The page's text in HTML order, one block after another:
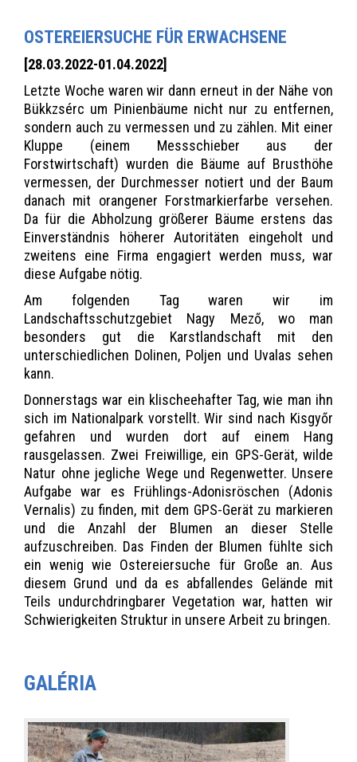
OSTEREIERSUCHE FÜR ERWACHSENE
[28.03.2022-01.04.2022]
Letzte Woche waren wir dann erneut in der Nähe von
Bükkzsérc um Pinienbäume nicht nur zu entfernen,
sondern auch zu vermessen und zu zählen. Mit einer
Kluppe (einem Messschieber aus der
Forstwirtschaft) wurden die Bäume auf Brusthöhe
vermessen, der Durchmesser notiert und der Baum
danach mit orangener Forstmarkierfarbe versehen.
Da für die Abholzung größerer Bäume erstens das
Einverständnis höherer Autoritäten eingeholt und
zweitens eine Firma engagiert werden muss, war
diese Aufgabe nötig.
Am folgenden Tag waren wir im
Landschaftsschutzgebiet Nagy Mező, wo man
besonders gut die Karstlandschaft mit den
unterschiedlichen Dolinen, Poljen und Uvalas sehen
kann.
Donnerstags war ein klischeehafter Tag, wie man ihn
sich im Nationalpark vorstellt. Wir sind nach Kisgyőr
gefahren und wurden dort auf einem Hang
rausgelassen. Zwei Freiwillige, ein GPS-Gerät, wilde
Natur ohne jegliche Wege und Regenwetter. Unsere
Aufgabe war es Frühlings-Adonisröschen (Adonis
Vernalis) zu finden, mit dem GPS-Gerät zu markieren
und die Anzahl der Blumen an dieser Stelle
aufzuschreiben. Das Finden der Blumen fühlte sich
ein wenig wie Ostereiersuche für Große an. Aus
diesem Grund und da es abfallendes Gelände mit
Teils undurchdringbarer Vegetation war, hatten wir
Schwierigkeiten Struktur in unsere Arbeit zu bringen.
GALÉRIA